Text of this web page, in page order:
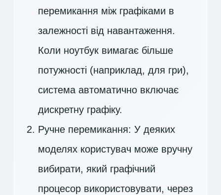
перемикання між графіками в
залежності від навантаження.
Коли ноутбук вимагає більше
потужності (наприклад, для гри),
система автоматично включає
дискретну графіку.
Ручне перемикання: У деяких
моделях користувач може вручну
вибирати, який графічний
процесор використовувати, через